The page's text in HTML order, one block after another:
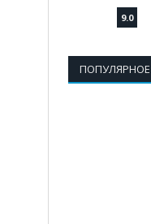
9.0
ПОПУЛЯРНОЕ